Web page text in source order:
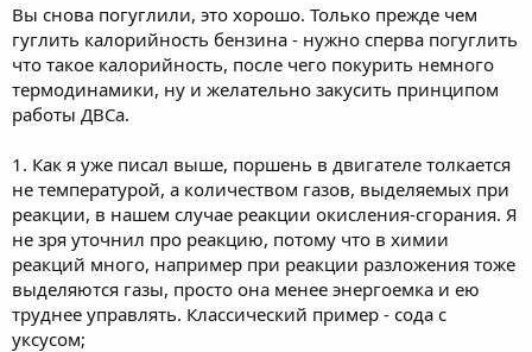
Вы снова погуглили, это хорошо. Только прежде чем
гуглить калорийность бензина - нужно сперва погуглить
что такое калорийность, после чего покурить немного
термодинамики, ну и желательно закусить принципом
работы ДВСа.
1. Как я уже писал выше, поршень в двигателе толкается
не температурой, а количеством газов, выделяемых при
реакции, в нашем случае реакции окисления-сгорания. Я
не зря уточнил про реакцию, потому что в химии
реакций много, например при реакции разложения тоже
выделяются газы, просто она менее энергоемка и ею
труднее управлять. Классический пример - сода с
уксусом;